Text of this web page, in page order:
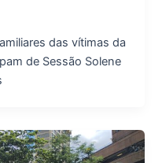
das vítimas da
de Sessão Solene